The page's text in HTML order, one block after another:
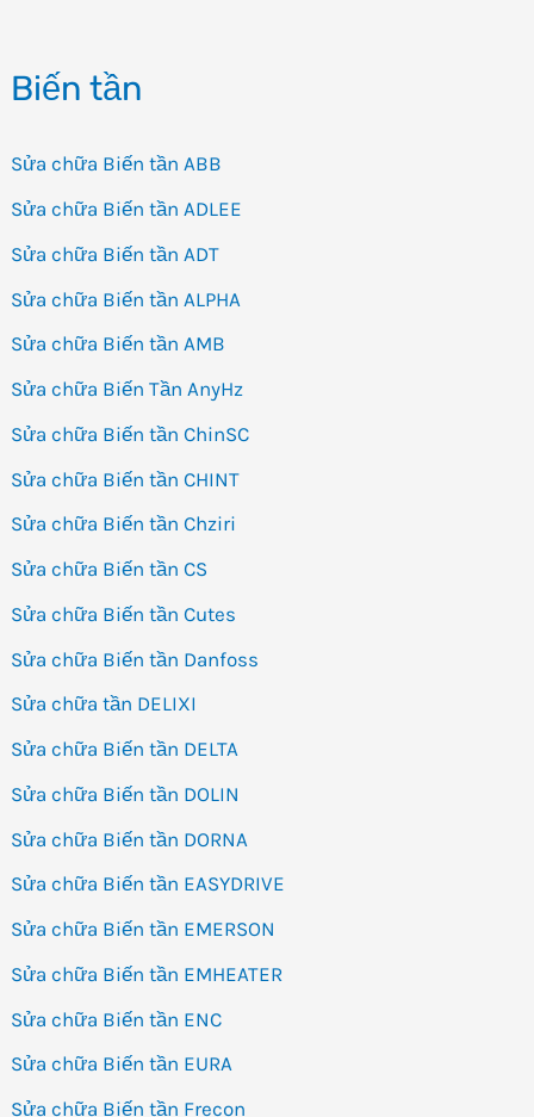
Biến tần
Sửa chữa Biến tần ABB
Sửa chữa Biến tần ADLEE
Sửa chữa Biến tần ADT
Sửa chữa Biến tần ALPHA
Sửa chữa Biến tần AMB
Sửa chữa Biến Tần AnyHz
Sửa chữa Biến tần ChinSC
Sửa chữa Biến tần CHINT
Sửa chữa Biến tần Chziri
Sửa chữa Biến tần CS
Sửa chữa Biến tần Cutes
Sửa chữa Biến tần Danfoss
Sửa chữa tần DELIXI
Sửa chữa Biến tần DELTA
Sửa chữa Biến tần DOLIN
Sửa chữa Biến tần DORNA
Sửa chữa Biến tần EASYDRIVE
Sửa chữa Biến tần EMERSON
Sửa chữa Biến tần EMHEATER
Sửa chữa Biến tần ENC
Sửa chữa Biến tần EURA
Sửa chữa Biến tần Frecon